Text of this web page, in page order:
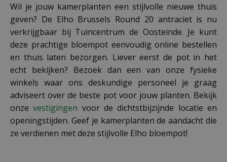
Wil je jouw kamerplanten een stijlvolle nieuwe thuis
geven? De Elho Brussels Round 20 antraciet is nu
verkrijgbaar bij Tuincentrum de Oosteinde. Je kunt
deze prachtige bloempot eenvoudig online bestellen
en thuis laten bezorgen. Liever eerst de pot in het
echt bekijken? Bezoek dan een van onze fysieke
winkels waar ons deskundige personeel je graag
adviseert over de beste pot voor jouw planten. Bekijk
onzevestigingen voor de dichtstbijzijnde locatie en
openingstijden. Geef je kamerplanten de aandacht die
ze verdienen met deze stijlvolle Elho bloempot!